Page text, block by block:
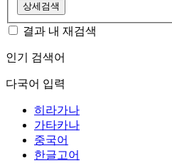
상세검색
결과 내 재검색
인기 검색어
다국어 입력
히라가나
가타카나
중국어
한글고어